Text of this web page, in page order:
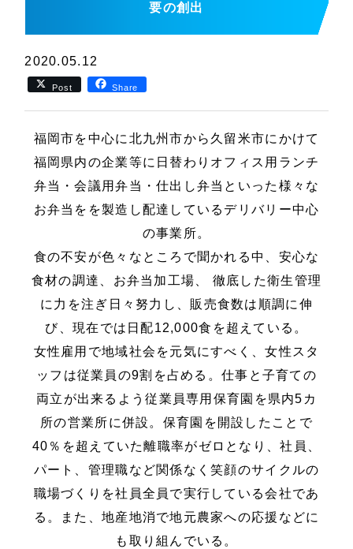
要の創出
2020.05.12
Post Share
福岡市を中心に北九州市から久留米市にかけて
福岡県内の企業等に日替わりオフィス用ランチ
弁当・会議用弁当・仕出し弁当といった様々な
お弁当をを製造し配達しているデリバリー中心
の事業所。
食の不安が色々なところで聞かれる中、安心な
食材の調達、お弁当加工場、 徹底した衛生管理
に力を注ぎ日々努力し、販売食数は順調に伸
び、現在では日配12,000食を超えている。
女性雇用で地域社会を元気にすべく、女性スタ
ッフは従業員の9割を占める。仕事と子育ての
両立が出来るよう従業員専用保育園を県内5カ
所の営業所に併設。保育園を開設したことで
40％を超えていた離職率がゼロとなり、社員、
パート、管理職など関係なく笑顔のサイクルの
職場づくりを社員全員で実行している会社であ
る。また、地産地消で地元農家への応援などに
も取り組んでいる。